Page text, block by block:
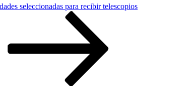
seleccionadas para recibir telescopios